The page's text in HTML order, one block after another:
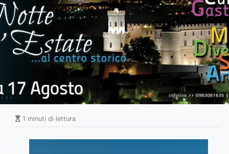
1 minuti di lettura